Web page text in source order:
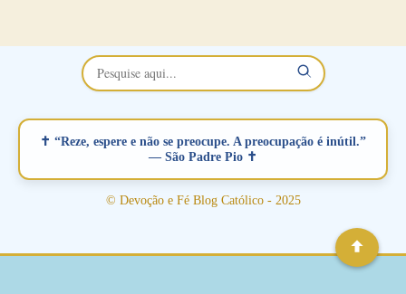
maravilhosos cartões que coloquei aqui para vocês. Não perca
esta abençoada semana no Momento de Fé do Padre Marcelo,
vamos juntos formar esta forte corrente de orações. Você que
verdadeiro, ou que está com problemas no relacionamento
amoroso, creia na poderosa intercessão deste santo amigo:
Santo Antonio! Tenha fé, não desista, pois ele intercede por nós
junto a Jesus! Fique no Amor Ágape de Jesus e no Amor Materno
Marcelo Rossi por E-mail: Amados!! Nesta quarta feira, orando
✝ “Reze, espere e não se preocupe. A preocupação é inútil.”
— São Padre Pio ✝
© Devoção e Fé Blog Católico - 2025